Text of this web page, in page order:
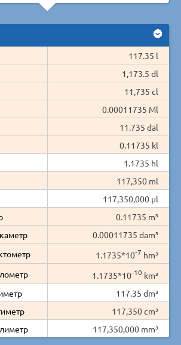
117.35 l
1,173.5 dl
11,735 cl
0.00011735 Ml
11.735 dal
0.11735 kl
1.1735 hl
117,350 ml
117,350,000 µl
0.11735 m³
0.00011735 dam³
1.1735*10-7 hm³
1.1735*10-10 km³
117.35 dm³
117,350 cm³
117,350,000 mm³